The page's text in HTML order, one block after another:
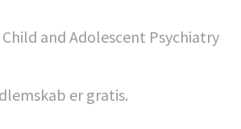
and Adolescent Psychiatry
er gratis.